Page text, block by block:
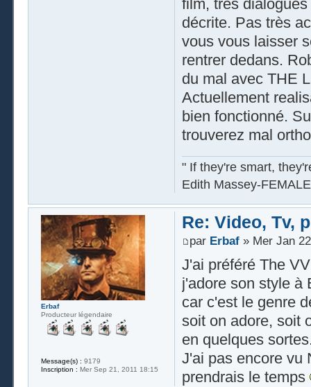
film, très
décrite. Pas très
vous vous laisser
rentrer dedans.
du mal avec THE
Actuellement
bien fonctionné.
trouverez mal
" If they're smart,
Edith Massey-
Re: Video, Tv,
par Erbaf» Mer Jan
J'ai préféré The
j'adore son style à
car c'est le genre
soit on adore, soit
en quelques
J'ai pas encore vu
prendrais le temps
Erbaf
Producteur légendaire
Message(s) : 9179
Inscription : Mer Sep 21, 2011 18:15